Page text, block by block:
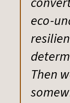
eco-
Then